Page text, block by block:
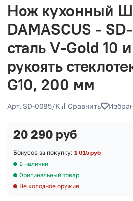
Нож кухонный
DAMASCUS -
сталь V-Gold 10
рукоять
G10, 200 мм
Арт. SD-0085/K Сравнить
20 290 руб
Бонусов за покупку: 1 015 руб
В наличии
Оригинальный товар
Не холодное оружие